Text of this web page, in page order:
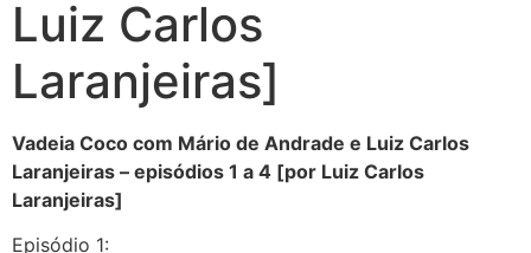
Luiz Carlos
Laranjeiras]
Vadeia Coco com Mário de Andrade e Luiz Carlos
Laranjeiras – episódios 1 a 4 [por Luiz Carlos
Laranjeiras]
Episódio 1: